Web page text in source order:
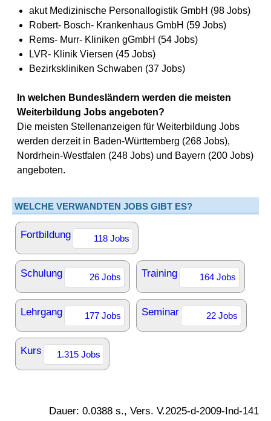
akut Medizinische Personallogistik GmbH (98 Jobs)
Robert- Bosch- Krankenhaus GmbH (59 Jobs)
Rems- Murr- Kliniken gGmbH (54 Jobs)
LVR- Klinik Viersen (45 Jobs)
Bezirkskliniken Schwaben (37 Jobs)
In welchen Bundesländern werden die meisten
Weiterbildung Jobs angeboten?
Die meisten Stellenanzeigen für Weiterbildung Jobs
werden derzeit in Baden-Württemberg (268 Jobs),
Nordrhein-Westfalen (248 Jobs) und Bayern (200 Jobs)
angeboten.
WELCHE VERWANDTEN JOBS GIBT ES?
Fortbildung 118 Jobs
Schulung 26 Jobs Training 164 Jobs
Lehrgang 177 Jobs Seminar 22 Jobs
Kurs 1.315 Jobs
Dauer: 0.0388 s., Vers. V.2025-d-2009-Ind-141